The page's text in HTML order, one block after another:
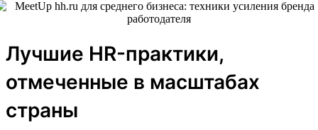
Лучшие HR-практики,
отмеченные в масштабах
страны